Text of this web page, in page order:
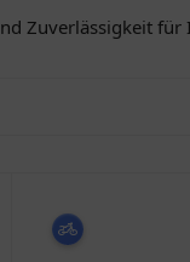
Zuverlässigkeit